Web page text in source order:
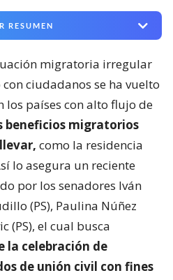
RESUMEN
migratoria irregular
ciudadanos se ha vuelto
los países con alto flujo de
beneficios migratorios
como la residencia
lo asegura un reciente
por los senadores Iván
(PS), Paulina Núñez
(PS), el cual busca
la celebración de
de unión civil con fines